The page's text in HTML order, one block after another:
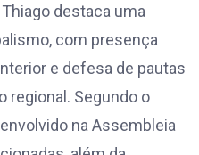
destaca uma
com presença
e defesa de pautas
regional. Segundo o
na Assembleia